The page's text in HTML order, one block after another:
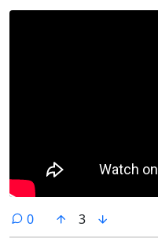
0comments
3